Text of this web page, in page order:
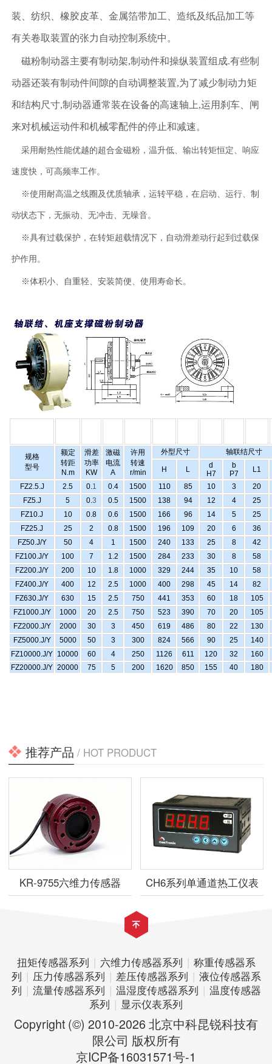
装、纺织、橡胶皮革、金属箔带加工、造纸及纸品加工等
有关卷取装置的张力自动控制系统中。
磁粉制动器主要有制动架,制动件和操纵装置组成.有些制
动器还装有制动件间隙的自动调整装置,为了减少制动力矩
和结构尺寸,制动器通常装在设备的高速轴上,运用刹车、闸
来对机械运动件和机械零配件的停止和减速。
采用耐热性能优越的超合金磁粉，温升低、输出转矩恒定、响应
速度快，可高频率工作。
※使用耐高温之线圈及优质轴承，运转平稳，在启动、运行、制
动状态下，无振动、无冲击、无噪音。
※具有过载保护，在转矩超载情况下，自动滑差动行起到过载保
护作用。
※体积小、自重轻、安装简便、使用寿命长。
规格
型号
额定
转距
N.m
滑差
功率
KW
激磁
电流
A
许用
转速
r/min
外型尺寸 轴联结尺寸
H L
d
H7
b
P7
L1
FZ2.5.J
2.5 0.1 0.4 1500 110 85 10 3
20
FZ5.J
5 0.3 0.5 1500 138 94 12 4
25
FZ10.J
10 0.8 0.6 1500 166 96 14 5
25
FZ25.J
25 2 0.8 1500 196 109 20 6
36
FZ50.J/Y
50 4 1 1500 240 133 25 8
42
FZ100.J/Y
100 7 1.2 1500 284 233 30 8
58
FZ200.J/Y
200 10 1.8 1000 329 244 35 10
58
FZ400.J/Y
400 12 2.5 1000 400 298 45 14
82
FZ630.J/Y
630 15 2.5 750 441 353 60 18
105
FZ1000.J/Y
1000 20 2.5 750 523 390 70 20
105
FZ2000.J/Y
2000 30 3 450 619 486 80 22
130
FZ5000.J/Y
5000 50 3 300 824 566 90 25
140
FZ10000.J/Y 10000 60 4 250 1126 611 120 32
160
FZ20000.J/Y 20000 75 5 200 1620 850 155 40 180
推荐产品 / HOT PRODUCT
KR-9755六维力传感器 CH6系列单通道热工仪表
扭矩传感器系列 | 六维力传感器系列 | 称重传感器系
列 | 压力传感器系列 | 差压传感器系列 | 液位传感器系
列 | 流量传感器系列 | 温湿度传感器系列 | 温度传感器
系列 | 显示仪表系列
Copyright (©) 2010-2026 北京中科昆锐科技有
限公司 版权所有
京ICP备16031571号-1